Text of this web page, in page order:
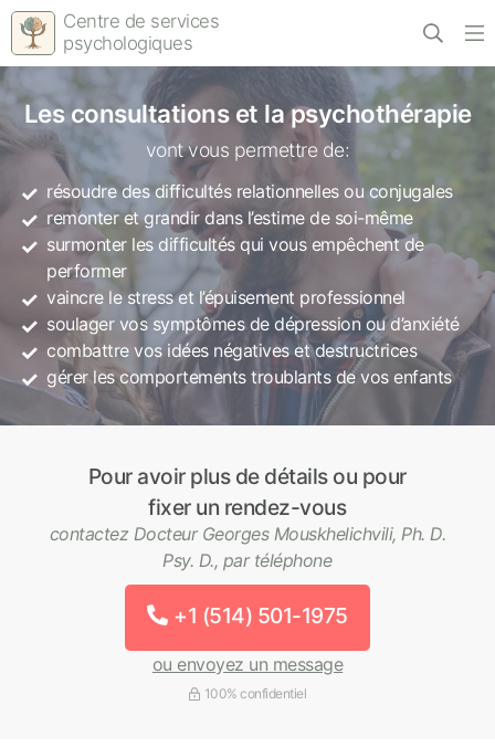
Centre de services
psychologiques
Les consultations et la psychothérapie
vont vous permettre de:
résoudre des difficultés relationnelles ou conjugales
remonter et grandir dans l’estime de soi-même
surmonter les difficultés qui vous empêchent de
performer
vaincre le stress et l’épuisement professionnel
soulager vos symptômes de dépression ou d’anxiété
combattre vos idées négatives et destructrices
gérer les comportements troublants de vos enfants
Pour avoir plus de détails ou pour
fixer un rendez-vous
contactez Docteur Georges Mouskhelichvili, Ph. D.
Psy. D., par téléphone
+1 (514) 501-1975
ou envoyez un message
100% confidentiel